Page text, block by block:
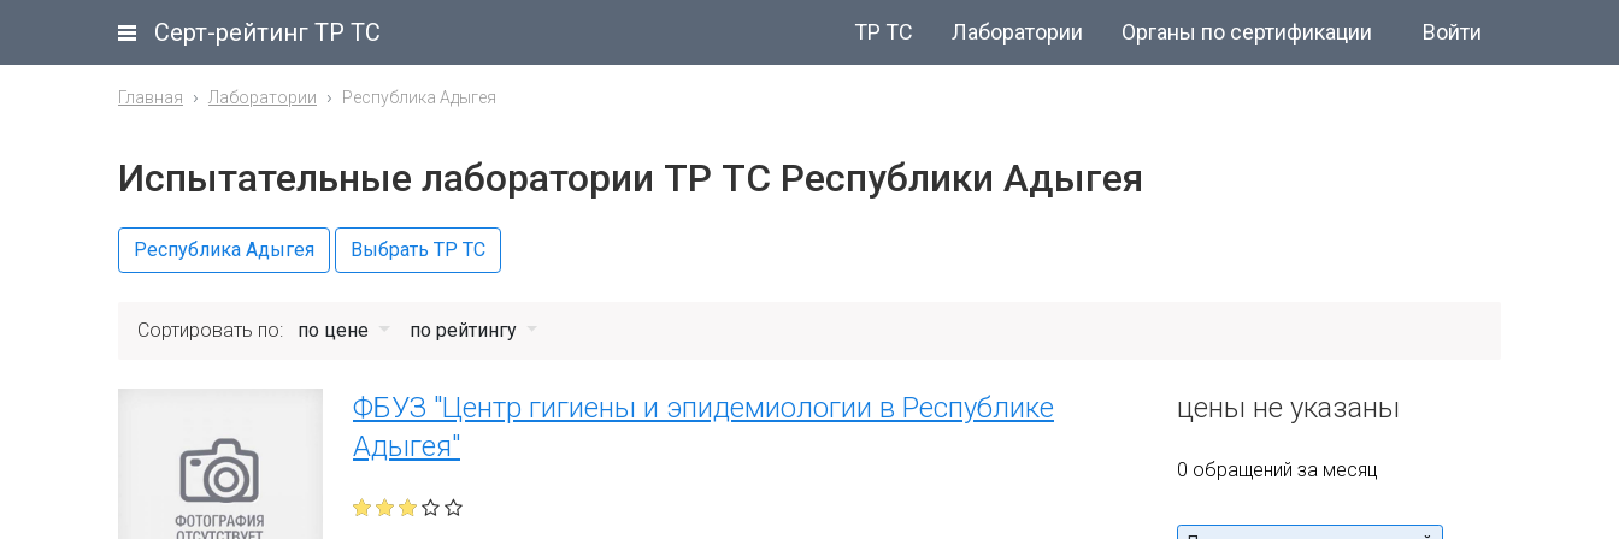
Серт-рейтинг ТР ТС ТР ТС Лаборатории Органы по сертификации Войти
Главная Лаборатории Республика Адыгея
Испытательные лаборатории ТР ТС Республики Адыгея
Республика Адыгея Выбрать ТР ТС
Сортировать по: по цене по рейтингу
ФБУЗ "Центр гигиены и эпидемиологии в Республике
Адыгея"
цены не указаны
0 обращений за месяц